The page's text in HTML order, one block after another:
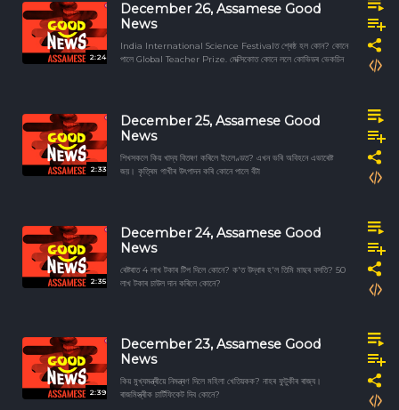
2:24
December 26, Assamese Good
News
India International Science Festivalত শ্ৰেষ্ঠ হল কোন? কোনে
পালে Global Teacher Prize. মেক্সিকোত কোনে ললে কোভিডৰ ভেকচিন
2:33
December 25, Assamese Good
News
শিখসকলে কিয় খাদ্য বিতৰণ কৰিলে ইংলেণ্ডত? এখন ভৰি অবিহনে এভাৰেষ্ট
জয়। কৃত্ৰিম গাখীৰ উৎপাদন কৰি কোনে পালে বঁটা
2:35
December 24, Assamese Good
News
ৰেষ্টৰাত 4 লাখ টকাৰ টিপ দিলে কোনে? ক'ত উদ্ধাৰ হ'ল তিমি মাছৰ বসতি? 50
লাখ টকাৰ চাউল দান কৰিলে কোনে?
2:39
December 23, Assamese Good
News
কিয় মুখ্যমন্ত্ৰীয়ে নিমন্ত্ৰণ দিলে মহিলা খেতিয়কক? নাহৰ ফুটুকীৰ ৰাজ্য।
ৰাজমিস্ত্ৰীক চাৰ্টিফিকেট দিব কোনে?